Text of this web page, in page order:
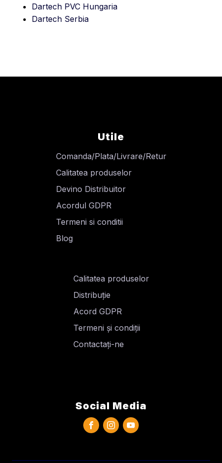
Dartech PVC Hungaria
Dartech Serbia
Utile
Comanda/Plata/Livrare/Retur
Calitatea produselor
Devino Distribuitor
Acordul GDPR
Termeni si conditii
Blog
Calitatea produselor
Distribuție
Acord GDPR
Termeni și condiții
Contactați-ne
Social Media